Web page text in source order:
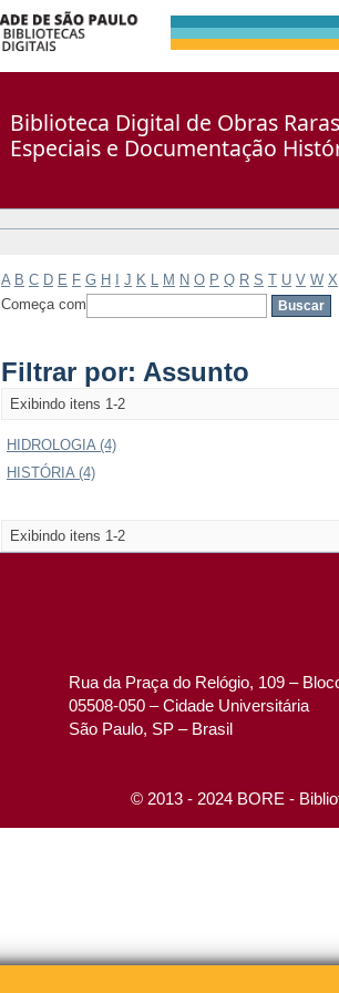
Biblioteca Digital de Obras
Especiais e Documentação
A B C D E F G H J K M N O P Q R S T U V W X
Começa com
Filtrar por: Assunto
Exibindo itens 1-2
HIDROLOGIA (4)
HISTÓRIA (4)
Exibindo itens 1-2
Rua da Praça do Relógio, 109 –
05508-050 – Cidade Universitária
São Paulo, SP – Brasil
© 2013 - 2024 BORE -